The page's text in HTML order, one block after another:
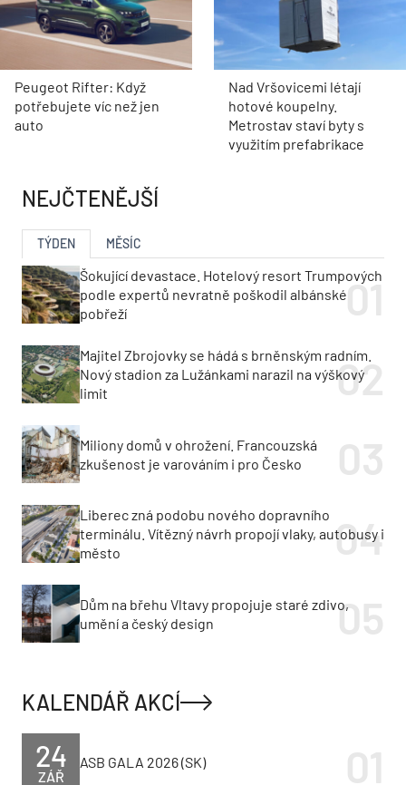
Peugeot Rifter: Když
potřebujete víc než jen
auto
Nad Vršovicemi létají
hotové koupelny.
Metrostav staví byty s
využitím prefabrikace
NEJČTENĚJŠÍ
TÝDEN MĚSÍC
Šokující devastace. Hotelový resort Trumpových
podle expertů nevratně poškodil albánské
pobřeží
Majitel Zbrojovky se hádá s brněnským radním.
Nový stadion za Lužánkami narazil na výškový
limit
Miliony domů v ohrožení. Francouzská
zkušenost je varováním i pro Česko
Liberec zná podobu nového dopravního
terminálu. Vítězný návrh propojí vlaky, autobusy i
město
Dům na břehu Vltavy propojuje staré zdivo,
umění a český design
KALENDÁŘ AKCÍ
ZÁŘ
24 ASB GALA 2026 (SK)